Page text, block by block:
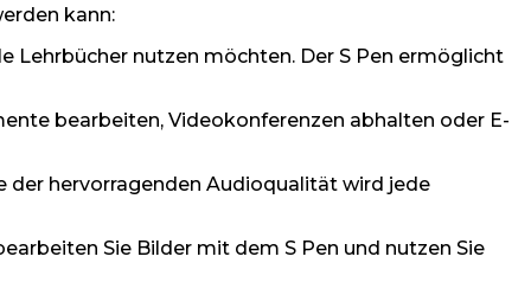
kann:
Lehrbücher nutzen möchten. Der S Pen ermöglicht
bearbeiten, Videokonferenzen abhalten oder E-
der hervorragenden Audioqualität wird jede
Sie Bilder mit dem S Pen und nutzen Sie